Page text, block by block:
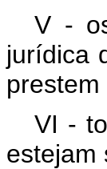
V -
jurídica
VI -
estejam